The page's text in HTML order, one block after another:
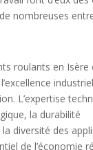
nombreuses
roulants en Isère
L’expertise
la durabilité
diversité des
de l’économie